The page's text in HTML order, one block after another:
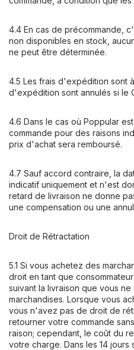
4.4 En cas de précommande,
non disponibles en stock,
ne peut être déterminée.
4.5 Les frais d'expédition sont
d'expédition sont annulés si le
4.6 Dans le cas où Poppular
commande pour des raisons
prix d'achat sera remboursé.
4.7 Sauf accord contraire, la
indicatif uniquement et n'est
retard de livraison ne donne
une compensation ou une
Droit de Rétractation
5.1 Si vous achetez des
droit en tant que
suivant la livraison que vous
marchandises. Lorsque vous
vous n'avez pas de droit de
retourner votre commande
raison; cependant, le coût du
votre charge. Dans les 14